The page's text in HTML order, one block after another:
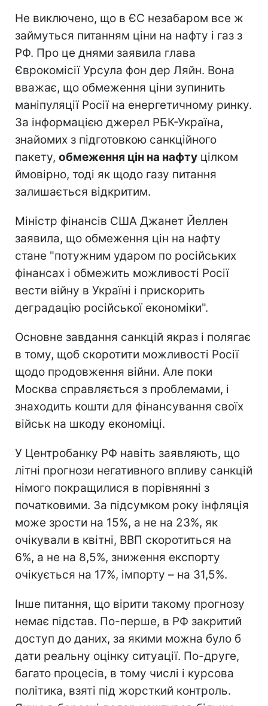
Не виключено, що в ЄС незабаром все ж
займуться питанням ціни на нафту і газ з
РФ. Про це днями заявила глава
Єврокомісії Урсула фон дер Ляйн. Вона
вважає, що обмеження ціни зупинить
маніпуляції Росії на енергетичному ринку.
За інформацією джерел РБК-Україна,
знайомих з підготовкою санкційного
пакету, обмеження цін на нафту цілком
ймовірно, тоді як щодо газу питання
залишається відкритим.
Міністр фінансів США Джанет Йеллен
заявила, що обмеження цін на нафту
стане "потужним ударом по російських
фінансах і обмежить можливості Росії
вести війну в Україні і прискорить
деградацію російської економіки".
Основне завдання санкцій якраз і полягає
в тому, щоб скоротити можливості Росії
щодо продовження війни. Але поки
Москва справляється з проблемами, і
знаходить кошти для фінансування своїх
військ на шкоду економіці.
У Центробанку РФ навіть заявляють, що
літні прогнози негативного впливу санкцій
німого покращилися в порівнянні з
початковими. За підсумком року інфляція
може зрости на 15%, а не на 23%, як
очікували в квітні, ВВП скоротиться на
6%, а не на 8,5%, зниження експорту
очікується на 17%, імпорту – на 31,5%.
Інше питання, що вірити такому прогнозу
немає підстав. По-перше, в РФ закритий
доступ до даних, за якими можна було б
дати реальну оцінку ситуації. По-друге,
багато процесів, в тому числі і курсова
політика, взяті під жорсткий контроль.